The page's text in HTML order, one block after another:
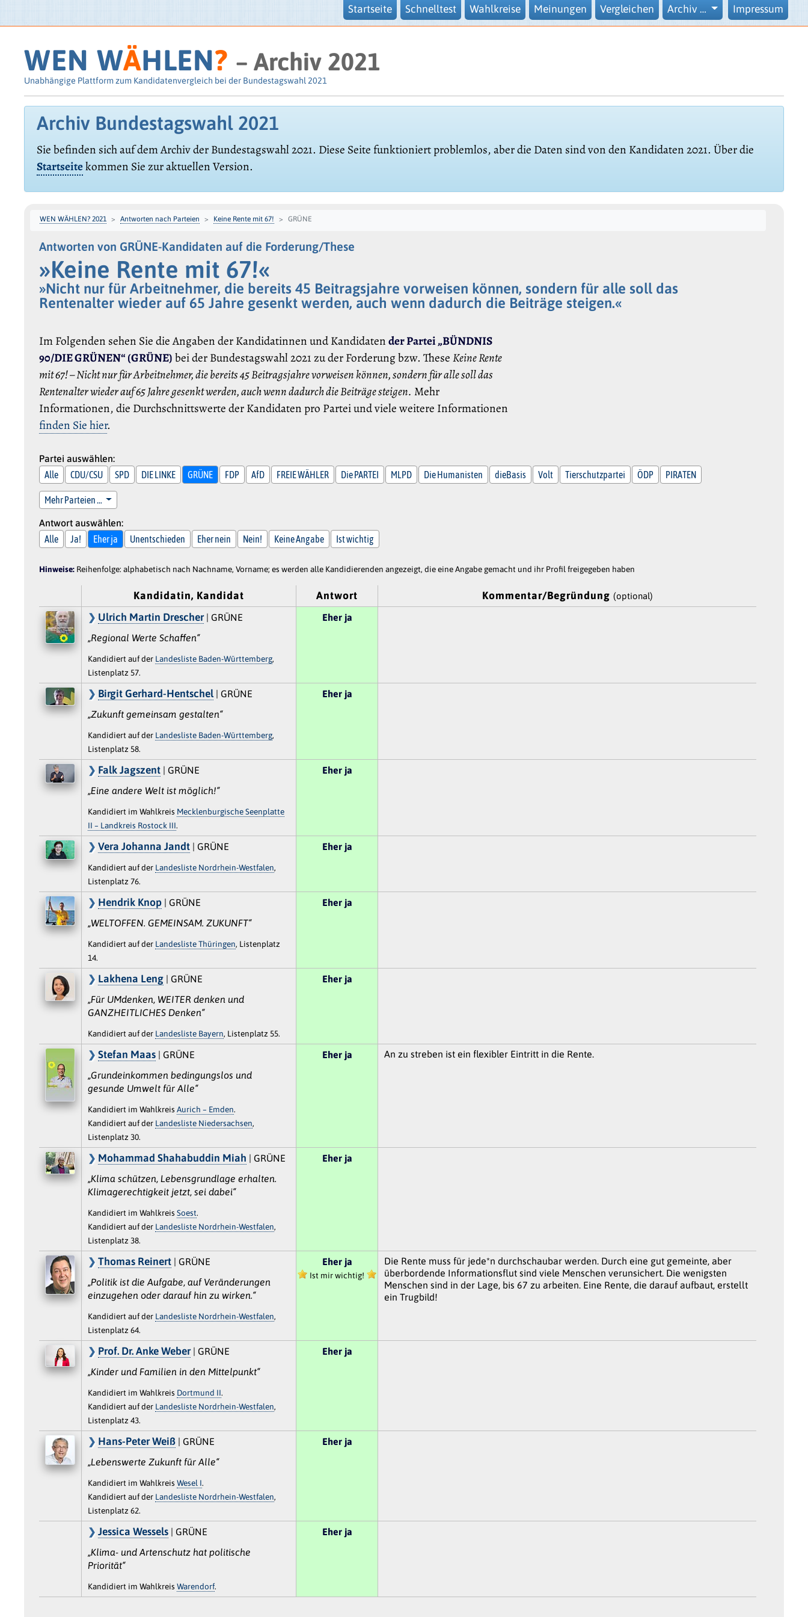
Startseite Schnelltest Wahlkreise Meinungen Vergleichen Archiv … Impressum
WEN WÄHLEN? – Archiv 2021
Unabhängige Plattform zum Kandidatenvergleich bei der Bundestagswahl 2021
Archiv Bundestagswahl 2021
Sie befinden sich auf dem Archiv der Bundestagswahl 2021. Diese Seite funktioniert problemlos, aber die Daten sind von den Kandidaten 2021. Über die
Startseitekommen Sie zur aktuellen Version.
WEN WÄHLEN? 2021 Antworten nach Parteien Keine Rente mit 67! GRÜNE
Antworten von GRÜNE-Kandidaten auf die Forderung/These
»Keine Rente mit 67!«
»Nicht nur für Arbeitnehmer, die bereits 45 Beitragsjahre vorweisen können, sondern für alle soll das
Rentenalter wieder auf 65 Jahre gesenkt werden, auch wenn dadurch die Beiträge steigen.«
Im Folgenden sehen Sie die Angaben der Kandidatinnen und Kandidatender Partei „BÜNDNIS
90/DIE GRÜNEN“ (GRÜNE)bei der Bundestagswahl 2021 zu der Forderung bzw. TheseKeine Rente
mit 67! – Nicht nur für Arbeitnehmer, die bereits 45 Beitragsjahre vorweisen können, sondern für alle soll das
Rentenalter wieder auf 65 Jahre gesenkt werden, auch wenn dadurch die Beiträge steigen. Mehr
Informationen, die Durchschnittswerte der Kandidaten pro Partei und viele weitere Informationen
finden Sie hier.
Partei auswählen:
Alle
CDU/CSU SPD DIE LINKE GRÜNE FDP AfD FREIE WÄHLER Die PARTEI MLPD Die Humanisten dieBasis Volt Tierschutzpartei ÖDP PIRATEN
Mehr Parteien …
Antwort auswählen:
Alle
Ja! Eher ja Unentschieden Eher nein Nein! Keine Angabe Ist wichtig
Hinweise: Reihenfolge: alphabetisch nach Nachname, Vorname; es werden alle Kandidierenden angezeigt, die eine Angabe gemacht und ihr Profil freigegeben haben
Kandidatin, Kandidat Antwort Kommentar/Begründung (optional)
Ulrich Martin Drescher| GRÜNE
„Regional Werte Schaffen“
Kandidiert auf der Landesliste Baden-Württemberg,
Listenplatz 57.
Eher ja
Birgit Gerhard-Hentschel | GRÜNE
„Zukunft gemeinsam gestalten“
Kandidiert auf der Landesliste Baden-Württemberg,
Listenplatz 58.
Eher ja
Falk Jagszent| GRÜNE
„Eine andere Welt ist möglich!“
Kandidiert im Wahlkreis Mecklenburgische Seenplatte
II – Landkreis Rostock III.
Eher ja
Vera Johanna Jandt| GRÜNE
Kandidiert auf der Landesliste Nordrhein-Westfalen,
Listenplatz 76.
Eher ja
Hendrik Knop| GRÜNE
„WELTOFFEN. GEMEINSAM. ZUKUNFT“
Kandidiert auf der Landesliste Thüringen, Listenplatz
14.
Eher ja
Lakhena Leng| GRÜNE
„Für UMdenken, WEITER denken und
GANZHEITLICHES Denken“
Kandidiert auf der Landesliste Bayern, Listenplatz 55.
Eher ja
Stefan Maas| GRÜNE
„Grundeinkommen bedingungslos und
gesunde Umwelt für Alle“
Kandidiert im Wahlkreis Aurich – Emden.
Kandidiert auf der Landesliste Niedersachsen,
Listenplatz 30.
Eher ja An zu streben ist ein flexibler Eintritt in die Rente.
Mohammad Shahabuddin Miah | GRÜNE
„Klima schützen, Lebensgrundlage erhalten.
Klimagerechtigkeit jetzt, sei dabei“
Kandidiert im Wahlkreis Soest.
Kandidiert auf der Landesliste Nordrhein-Westfalen,
Listenplatz 38.
Eher ja
Thomas Reinert| GRÜNE
„Politik ist die Aufgabe, auf Veränderungen
einzugehen oder darauf hin zu wirken.“
Kandidiert auf der Landesliste Nordrhein-Westfalen,
Listenplatz 64.
Eher ja
Ist mir wichtig!
Die Rente muss für jede*n durchschaubar werden. Durch eine gut gemeinte, aber
überbordende Informationsflut sind viele Menschen verunsichert. Die wenigsten
Menschen sind in der Lage, bis 67 zu arbeiten. Eine Rente, die darauf aufbaut, erstellt
ein Trugbild!
Prof. Dr. Anke Weber| GRÜNE
„Kinder und Familien in den Mittelpunkt“
Kandidiert im Wahlkreis Dortmund II.
Kandidiert auf der Landesliste Nordrhein-Westfalen,
Listenplatz 43.
Eher ja
Hans-Peter Weiß| GRÜNE
„Lebenswerte Zukunft für Alle“
Kandidiert im Wahlkreis Wesel I.
Kandidiert auf der Landesliste Nordrhein-Westfalen,
Listenplatz 62.
Eher ja
Jessica Wessels| GRÜNE
„Klima- und Artenschutz hat politische
Priorität“
Kandidiert im Wahlkreis Warendorf.
Eher ja